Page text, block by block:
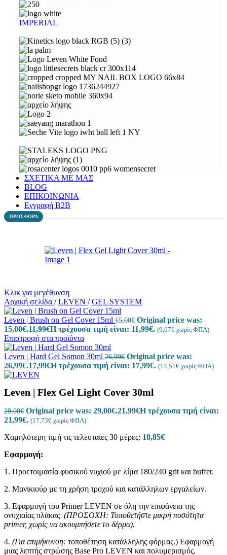
IMPERIAL
ΣΧΕΤΙΚΑ ΜΕ ΜΑΣ
BLOG
ΕΠΙΚΟΙΝΩΝΙΑ
Εγγραφή Β2Β
ΠΡΟΣΦΟΡΑ
Κλικ για μεγέθυνση
Αρχική σελίδα / LEVEN / GEL SYSTEM
Leven | Brush on Gel Cover 15ml 15,00€ Original price was:
15,00€.11,99€Η τρέχουσα τιμή είναι: 11,99€. (9,67€ χωρίς ΦΠΑ)
Επιστροφή στα προϊόντα
Leven | Hard Gel Somon 30ml 26,99€ Original price was:
26,99€.17,99€Η τρέχουσα τιμή είναι: 17,99€. (14,51€ χωρίς ΦΠΑ)
Leven | Flex Gel Light Cover 30ml
29,00€ Original price was: 29,00€.21,99€Η τρέχουσα τιμή είναι:
21,99€. (17,73€ χωρίς ΦΠΑ)
Χαμηλότερη τιμή τις τελευταίες 30 μέρες: 18,85€
Εφαρμογή:
1. Προετοιμασία φυσικού νυχιού με λίμα 180/240 grit και buffer.
2. Μανικιούρ με τη χρήση τροχού και κατάλληλων εργαλείων.
3. Εφαρμογή του Primer LEVEN σε όλη την επιφάνεια της
ονυχιαίας πλάκας (ΠΡΟΣΟΧΗ: Τοποθετήστε μικρή ποσότητα
primer, χωρίς να ακουμπήσετε το δέρμα).
4. (Για επιμήκυνση: τοποθέτηση κατάλληλης φόρμας.) Εφαρμογή
μιας λεπτής στρώσης Base Pro LEVEN και πολυμερισμός.